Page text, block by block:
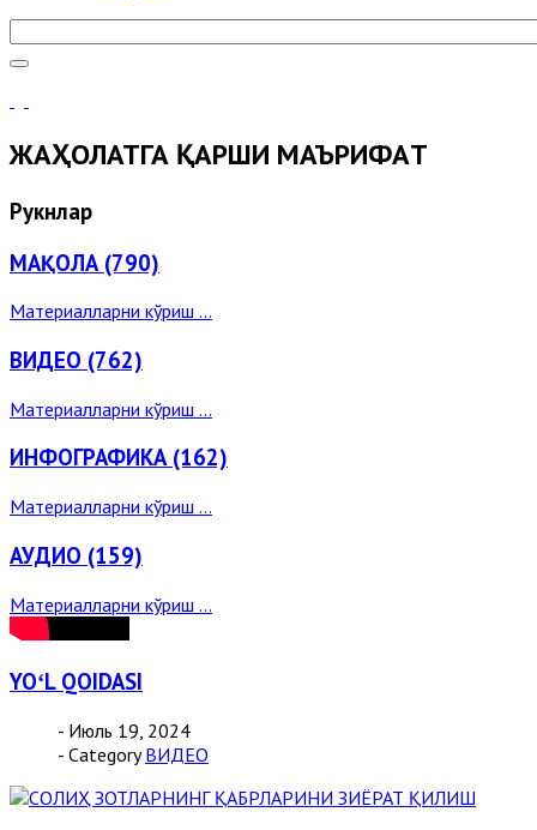
ЖАҲОЛАТГА ҚАРШИ МАЪРИФAТ
Рукнлар
МАҚОЛА (790)
Материалларни кўриш ...
ВИДЕО (762)
Материалларни кўриш ...
ИНФОГРАФИКА (162)
Материалларни кўриш ...
АУДИО (159)
Материалларни кўриш ...
YOʻL QOIDASI
- Июль 19, 2024
- Category ВИДЕО